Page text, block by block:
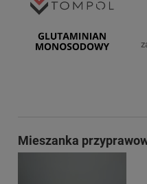
Mieszanka